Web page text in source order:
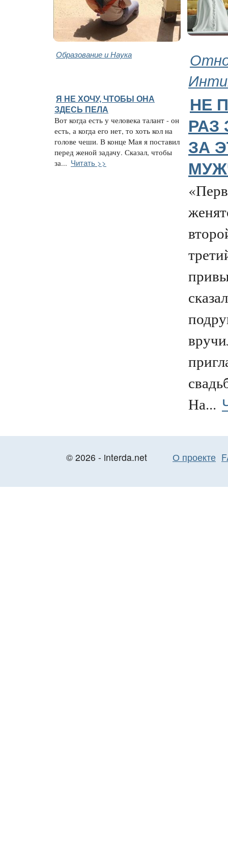
Образование и Наука
Я НЕ ХОЧУ, ЧТОБЫ ОНА
ЗДЕСЬ ПЕЛА
Вот когда есть у человека талант - он
есть, а когда его нет, то хоть кол на
голове чеши. В конце Мая я поставил
перед женой задачу. Сказал, чтобы
за... Читать >>
НЕ
РАЗ
ЗА
На...
© 2026 - interda.net О проекте